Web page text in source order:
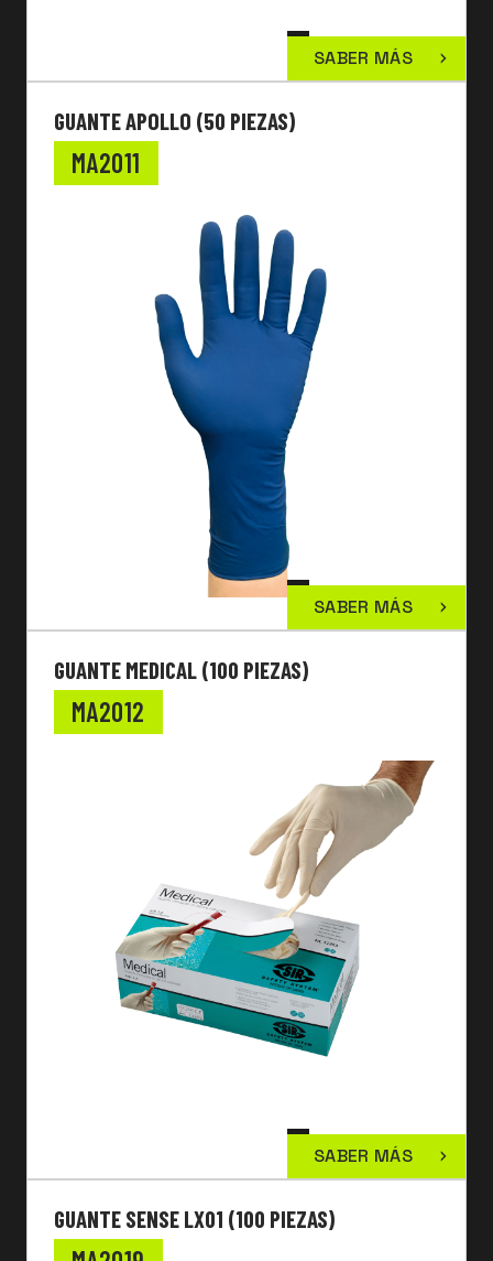
SABER MÁS
GUANTE APOLLO (50 PIEZAS)
MA2011
SABER MÁS
GUANTE MEDICAL (100 PIEZAS)
MA2012
SABER MÁS
GUANTE SENSE LX01 (100 PIEZAS)